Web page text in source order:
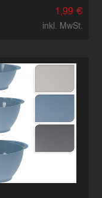
1,99 €
inkl. MwSt.